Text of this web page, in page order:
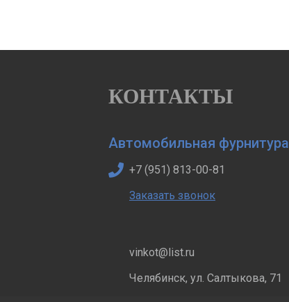
КОНТАКТЫ
Автомобильная фурнитура
+7 (951) 813-00-81
Заказать звонок
vinkot@list.ru
Челябинск, ул. Салтыкова, 71